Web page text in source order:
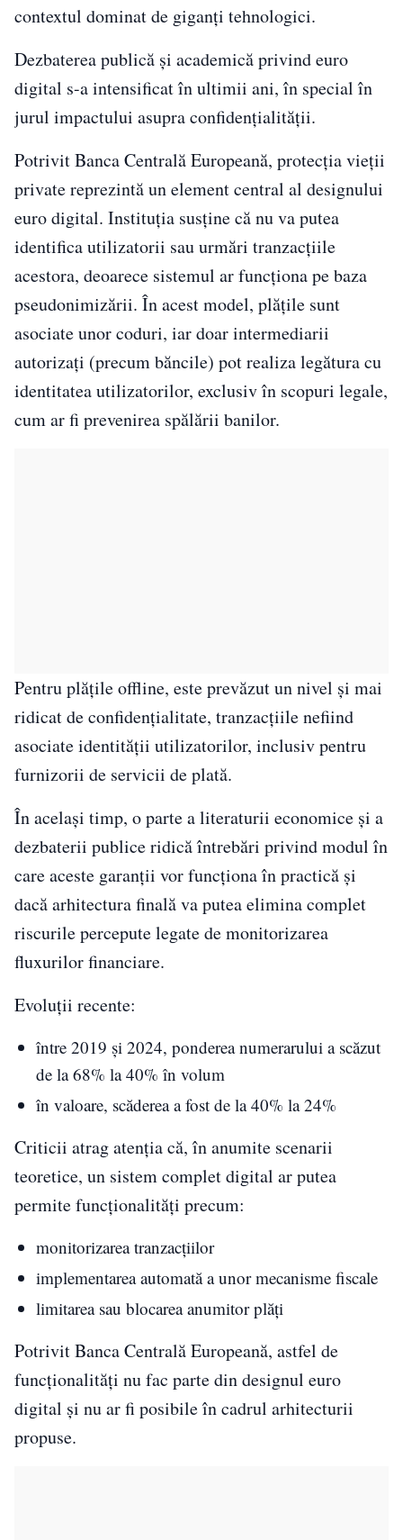
contextul dominat de giganți tehnologici.
Dezbaterea publică și academică privind euro
digital s-a intensificat în ultimii ani, în special în
jurul impactului asupra confidențialității.
PotrivitBanca Centrală Europeană, protecția vieții
private reprezintă un element central al designului
euro digital. Instituția susține că nu va putea
identifica utilizatorii sau urmări tranzacțiile
acestora, deoarece sistemul ar funcționa pe baza
pseudonimizării. În acest model, plățile sunt
asociate unor coduri, iar doar intermediarii
autorizați (precum băncile) pot realiza legătura cu
identitatea utilizatorilor, exclusiv în scopuri legale,
cum ar fi prevenirea spălării banilor.
Pentru plățile offline, este prevăzut un nivel și mai
ridicat de confidențialitate, tranzacțiile nefiind
asociate identității utilizatorilor, inclusiv pentru
furnizorii de servicii de plată.
În același timp, o parte a literaturii economice și a
dezbaterii publice ridică întrebări privind modul în
care aceste garanții vor funcționa în practică și
dacă arhitectura finală va putea elimina complet
riscurile percepute legate de monitorizarea
fluxurilor financiare.
Evoluții recente:
între 2019 și 2024, ponderea numerarului a scăzut
de la 68% la 40% în volum
în valoare, scăderea a fost de la 40% la 24%
Criticii atrag atenția că, în anumite scenarii
teoretice, un sistem complet digital ar putea
permite funcționalități precum:
monitorizarea tranzacțiilor
implementarea automată a unor mecanisme fiscale
limitarea sau blocarea anumitor plăți
Potrivit Banca Centrală Europeană, astfel de
funcționalități nu fac parte din designul euro
digital și nu ar fi posibile în cadrul arhitecturii
propuse.